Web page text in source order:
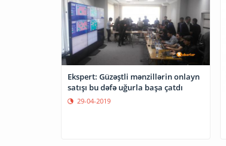
Ekspert: Güzəştli mənzillərin onlayn
satışı bu dəfə uğurla başa çatdı
29-04-2019